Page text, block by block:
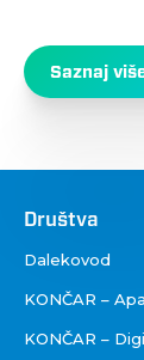
Saznaj
Društva
Društva
Dalekovod
KONČAR –
KONČAR –